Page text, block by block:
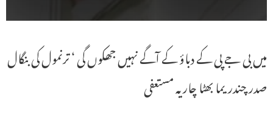
میں بی جے پی کے دباؤ کے آگے نہیں جھکوں گی ‘ ترنمول کی بنگال
صدر چندریما بھٹا چاریہ مستعفی